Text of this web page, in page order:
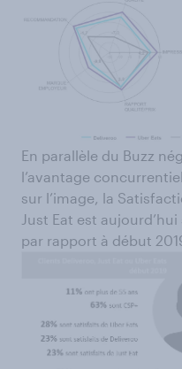
En parallèle du Buzz
l’avantage
sur l’image, la
Just Eat est
par rapport à début